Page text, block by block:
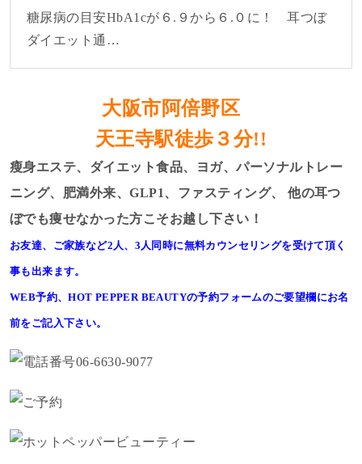
糖尿病の目安HbA1cが６.９から６.０に！ 耳つぼ
ダイエット通…
大阪市阿倍野区
天王寺駅徒歩３分!!
瘦身エステ、ダイエット食品、ヨガ、パーソナルトレー
ニング、肥満外来、GLP1、ファスティング、
他の耳つ
ぼでも痩せなかった方こそお越し下さい！
お友達、ご家族など2人、3人同時に無料カウンセリングを受けて頂く
事も出来ます。
WEB予約、HOT PEPPER BEAUTYの予約フォームのご要望欄にお名
前をご記入下さい。